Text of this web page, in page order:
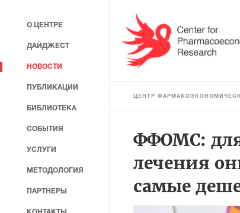
ЦЕНТР
ФФОМС: для
лечения
самые
О ЦЕНТРЕ
ДАЙДЖЕСТ
НОВОСТИ
ПУБЛИКАЦИИ
БИБЛИОТЕКА
СОБЫТИЯ
УСЛУГИ
МЕТОДОЛОГИЯ
ПАРТНЕРЫ